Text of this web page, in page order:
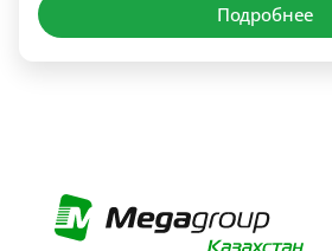
Подробнее